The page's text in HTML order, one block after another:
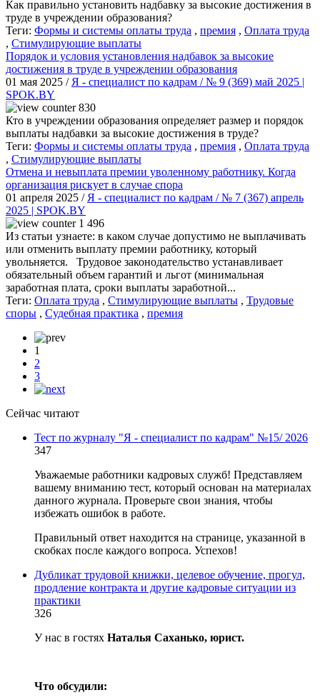
Как правильно установить надбавку за высокие достижения в
труде в учреждении образования?
Теги: Формы и системы оплаты труда , премия , Оплата труда
, Стимулирующие выплаты
Порядок и условия установления надбавок за высокие
достижения в труде в учреждении образования
01 мая 2025 /Я - специалист по кадрам / № 9 (369) май 2025 |
SPOK.BY
830
Кто в учреждении образования определяет размер и порядок
выплаты надбавки за высокие достижения в труде?
Теги: Формы и системы оплаты труда , премия , Оплата труда
, Стимулирующие выплаты
Отмена и невыплата премии уволенному работнику. Когда
организация рискует в случае спора
01 апреля 2025 /Я - специалист по кадрам / № 7 (367) апрель
2025 | SPOK.BY
1 496
Из статьи узнаете: в каком случае допустимо не выплачивать
или отменить выплату премии работнику, который
увольняется. Трудовое законодательство устанавливает
обязательный объем гарантий и льгот (минимальная
заработная плата, сроки выплаты заработной...
Теги: Оплата труда , Стимулирующие выплаты , Трудовые
споры , Судебная практика , премия
1
2
3
Сейчас читают
Тест по журналу "Я - специалист по кадрам" №15/ 2026
347
Уважаемые работники кадровых служб! Представляем
вашему вниманию тест, который основан на материалах
данного журнала. Проверьте свои знания, чтобы
избежать ошибок в работе.
Правильный ответ находится на странице, указанной в
скобках после каждого вопроса. Успехов!
Дубликат трудовой книжки, целевое обучение, прогул,
продление контракта и другие кадровые ситуации из
практики
326
У нас в гостях Наталья Саханько, юрист.
Что обсудили: